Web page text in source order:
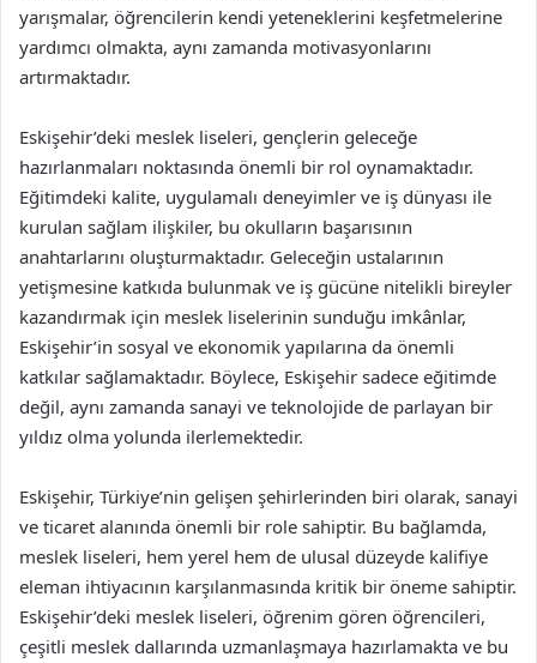
yarışmalar, öğrencilerin kendi yeteneklerini keşfetmelerine
yardımcı olmakta, aynı zamanda motivasyonlarını
artırmaktadır.
Eskişehir’deki meslek liseleri, gençlerin geleceğe
hazırlanmaları noktasında önemli bir rol oynamaktadır.
Eğitimdeki kalite, uygulamalı deneyimler ve iş dünyası ile
kurulan sağlam ilişkiler, bu okulların başarısının
anahtarlarını oluşturmaktadır. Geleceğin ustalarının
yetişmesine katkıda bulunmak ve iş gücüne nitelikli bireyler
kazandırmak için meslek liselerinin sunduğu imkânlar,
Eskişehir’in sosyal ve ekonomik yapılarına da önemli
katkılar sağlamaktadır. Böylece, Eskişehir sadece eğitimde
değil, aynı zamanda sanayi ve teknolojide de parlayan bir
yıldız olma yolunda ilerlemektedir.
Eskişehir, Türkiye’nin gelişen şehirlerinden biri olarak, sanayi
ve ticaret alanında önemli bir role sahiptir. Bu bağlamda,
meslek liseleri, hem yerel hem de ulusal düzeyde kalifiye
eleman ihtiyacının karşılanmasında kritik bir öneme sahiptir.
Eskişehir’deki meslek liseleri, öğrenim gören öğrencileri,
çeşitli meslek dallarında uzmanlaşmaya hazırlamakta ve bu